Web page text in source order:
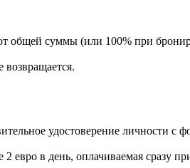
общей суммы (или 100% при
возвращается.
удостоверение личности с
2 евро в день, оплачиваемая сразу